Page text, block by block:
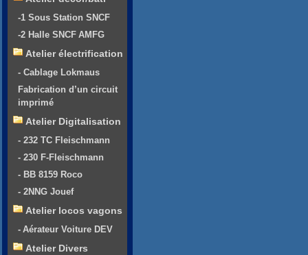
-1 Sous Station SNCF
-2 Halle SNCF AMFG
Atelier électrification
- Cablage Lokmaus
Fabrication d’un circuit
imprimé
Atelier Digitalisation
- 232 TC Fleischmann
- 230 F-Fleischmann
- BB 8159 Roco
- 2NNG Jouef
Atelier locos vagons
- Aérateur Voiture DEV
Atelier Divers